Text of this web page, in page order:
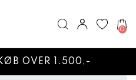
0
OVER 1.500,-